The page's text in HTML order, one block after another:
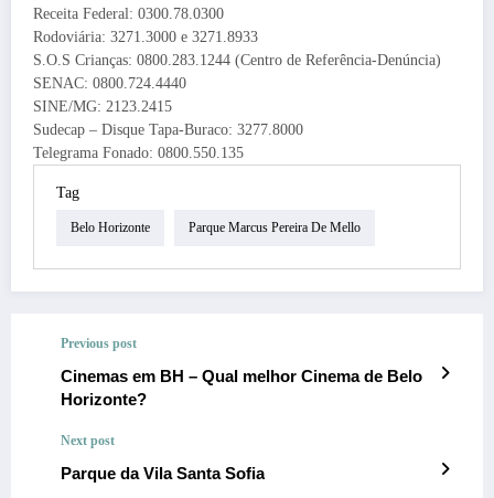
Receita Federal: 0300.78.0300
Rodoviária: 3271.3000 e 3271.8933
S.O.S Crianças: 0800.283.1244 (Centro de Referência-Denúncia)
SENAC: 0800.724.4440
SINE/MG: 2123.2415
Sudecap – Disque Tapa-Buraco: 3277.8000
Telegrama Fonado: 0800.550.135
Tag
Belo Horizonte Parque Marcus Pereira De Mello
Previous post
Cinemas em BH – Qual melhor Cinema de Belo
Horizonte?
Next post
Parque da Vila Santa Sofia